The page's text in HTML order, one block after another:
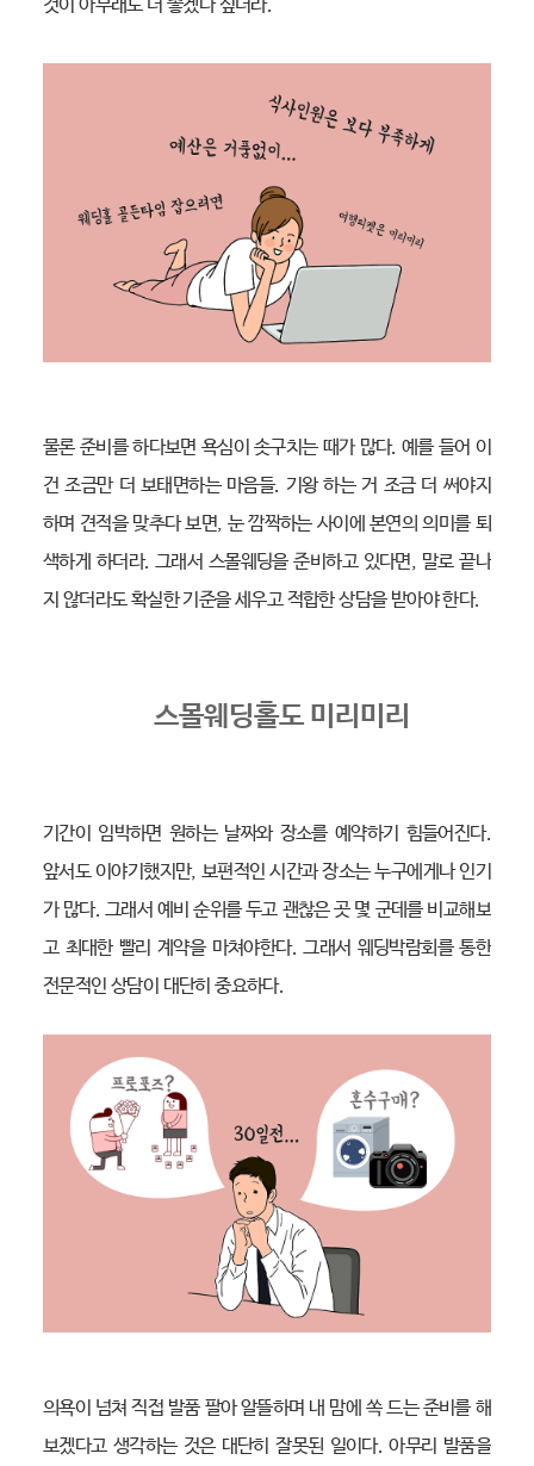
것이 아무래도 더 좋겠다 싶더라.
물론 준비를 하다보면 욕심이 솟구치는 때가 많다. 예를 들어 이
건 조금만 더 보태면하는 마음들. 기왕 하는 거 조금 더 써야지
하며 견적을 맞추다 보면, 눈 깜짝하는 사이에 본연의 의미를 퇴
색하게 하더라. 그래서 스몰웨딩을 준비하고 있다면, 말로 끝나
지 않더라도 확실한 기준을 세우고 적합한 상담을 받아야 한다.
스몰웨딩홀도 미리미리
기간이 임박하면 원하는 날짜와 장소를 예약하기 힘들어진다.
앞서도 이야기했지만, 보편적인 시간과 장소는 누구에게나 인기
가 많다. 그래서 예비 순위를 두고 괜찮은 곳 몇 군데를 비교해보
고 최대한 빨리 계약을 마쳐야한다. 그래서 웨딩박람회를 통한
전문적인 상담이 대단히 중요하다.
의욕이 넘쳐 직접 발품 팔아 알뜰하며 내 맘에 쏙 드는 준비를 해
보겠다고 생각하는 것은 대단히 잘못된 일이다. 아무리 발품을